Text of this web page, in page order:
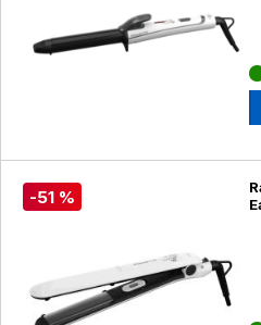
-51 %